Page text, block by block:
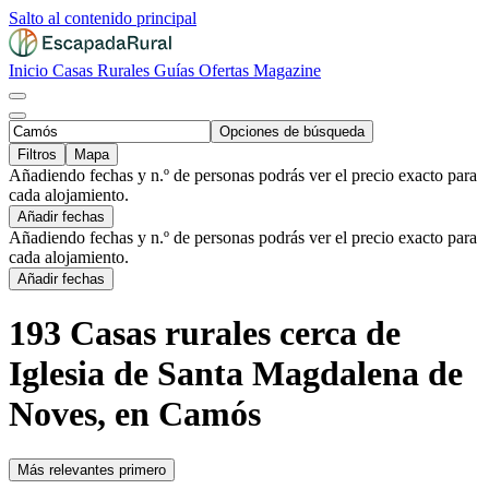
Salto al contenido principal
Inicio Casas Rurales Guías Ofertas Magazine
Opciones de búsqueda
Filtros
Mapa
Añadiendo fechas y n.º de personas podrás ver el precio exacto para
cada alojamiento.
Añadir fechas
Añadiendo fechas y n.º de personas podrás ver el precio exacto para
cada alojamiento.
Añadir fechas
193 Casas rurales cerca de
Iglesia de Santa Magdalena de
Noves, en Camós
Más relevantes primero